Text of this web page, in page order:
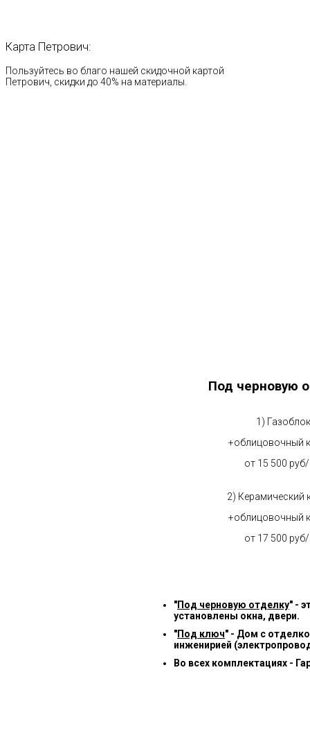
Карта Петрович:
Пользуйтесь во благо нашей скидочной картой
Петрович, скидки до 40% на материалы.
Под черновую
1) Газоблок
+облицовочный
от 15 500
2) Керамический
+облицовочный
от 17 500
"Под черновую отделку" -
установлены окна, двери.
"Под ключ" - Дом с
инженирией
Во всех комплектациях -